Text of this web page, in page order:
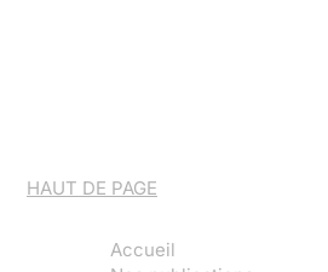
HAUT DE PAGE
Accueil